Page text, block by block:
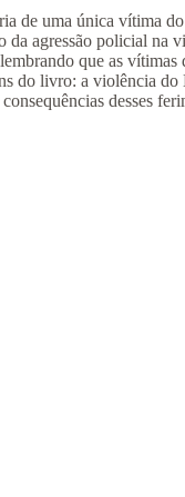
de uma única vítima
da agressão policial na
que as vítimas
do livro: a violência do
desses